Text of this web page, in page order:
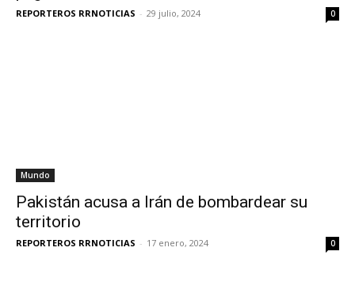
REPORTEROS RRNOTICIAS - 29 julio, 2024 0
Mundo
Pakistán acusa a Irán de bombardear su
territorio
REPORTEROS RRNOTICIAS - 17 enero, 2024 0